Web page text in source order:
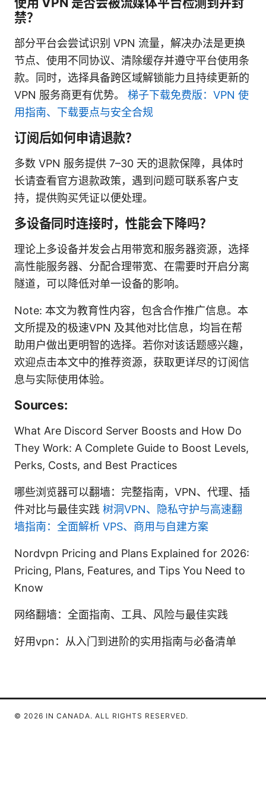
禁？
部分平台会尝试识别 VPN 流量，解决办法是更换
节点、使用不同协议、清除缓存并遵守平台使用条
款。同时，选择具备跨区域解锁能力且持续更新的
VPN 服务商更有优势。 梯子下载免费版：VPN 使
用指南、下载要点与安全合规
订阅后如何申请退款？
多数 VPN 服务提供 7–30 天的退款保障，具体时
长请查看官方退款政策，遇到问题可联系客户支
持，提供购买凭证以便处理。
多设备同时连接时，性能会下降吗？
理论上多设备并发会占用带宽和服务器资源，选择
高性能服务器、分配合理带宽、在需要时开启分离
隧道，可以降低对单一设备的影响。
Note: 本文为教育性内容，包含合作推广信息。本
文所提及的极速VPN 及其他对比信息，均旨在帮
助用户做出更明智的选择。若你对该话题感兴趣，
欢迎点击本文中的推荐资源，获取更详尽的订阅信
息与实际使用体验。
Sources:
What Are Discord Server Boosts and How Do
They Work: A Complete Guide to Boost Levels,
Perks, Costs, and Best Practices
哪些浏览器可以翻墙：完整指南，VPN、代理、插
件对比与最佳实践 树洞VPN、隐私守护与高速翻
墙指南：全面解析 VPS、商用与自建方案
Nordvpn Pricing and Plans Explained for 2026:
Pricing, Plans, Features, and Tips You Need to
Know
网络翻墙：全面指南、工具、风险与最佳实践
好用vpn：从入门到进阶的实用指南与必备清单
© 2026 IN CANADA. ALL RIGHTS RESERVED.